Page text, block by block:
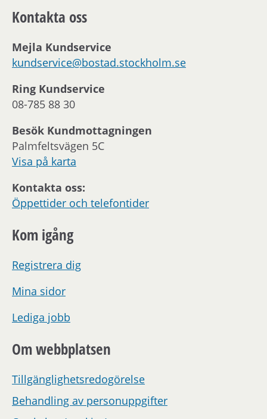
Kontakta oss
Mejla Kundservice
kundservice@bostad.stockholm.se
Ring Kundservice
08-785 88 30
Besök Kundmottagningen
Palmfeltsvägen 5C
Visa på karta
Kontakta oss:
Öppettider och telefontider
Kom igång
Registrera dig
Mina sidor
Lediga jobb
Om webbplatsen
Tillgänglighetsredogörelse
Behandling av personuppgifter